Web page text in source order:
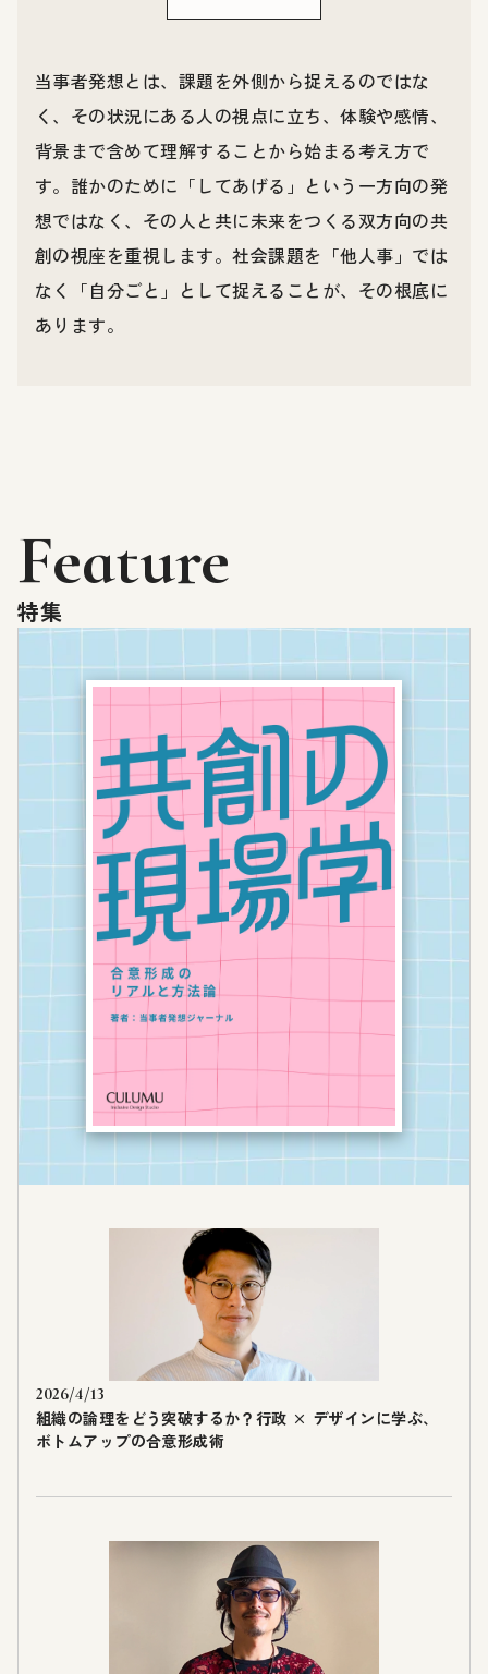
当事者発想とは、課題を外側から捉えるのではな
く、その状況にある人の視点に立ち、体験や感情、
背景まで含めて理解することから始まる考え方で
す。誰かのために「してあげる」という一方向の発
想ではなく、その人と共に未来をつくる双方向の共
創の視座を重視します。社会課題を「他人事」では
なく「自分ごと」として捉えることが、その根底に
あります。
Feature
特集
2026/4/13
組織の論理をどう突破するか？行政 × デザインに学ぶ、
ボトムアップの合意形成術